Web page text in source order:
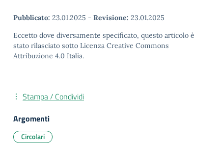
Pubblicato: 23.01.2025 - Revisione: 23.01.2025
Eccetto dove diversamente specificato, questo articolo è
stato rilasciato sotto Licenza Creative Commons
Attribuzione 4.0 Italia.
Stampa / Condividi
Argomenti
Circolari